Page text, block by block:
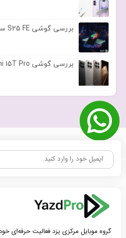
بررسی گوشی S25 FE سامسونگ
بررسی گوشی Xiaomi 15T Pro
گروه موبایل مرکزی یزد فعالیت حرفه‌ای